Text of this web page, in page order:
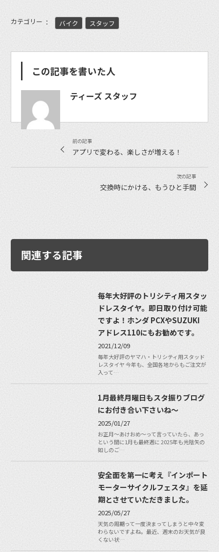
カテゴリー バイク スタッフ
この記事を書いた人
ティーズ スタッフ
アプリで変わる、楽しさが増える！
交換時にかける、もうひと手間
関連する記事
毎年大好評のトリシティ用スタッ
ドレスタイヤ。即日取り付け可能
ですよ！ホンダ PCXやSUZUKI
アドレス110にもお勧めです。
2021/12/09
毎年大好評のヤマハ・トリシティ用スタッド
レスタイヤ 今年も、全国各地からもご注文が
入って…
1月最終月曜日もスタ振りブログ
にお付き合い下さいね〜
2025/01/27
お正月〜あけおめ〜って言っていたら、あっ
という間に1月も最終週に 2025年も光陰矢の
如しのご…
安全面を第一に考え『インポート
モーターサイクルフェスタ』を延
期とさせていただきました。
2025/05/27
天気の周期って一度決まってしまうと中々変
わらないですよね。最近、週末のお天気が良
くない状…